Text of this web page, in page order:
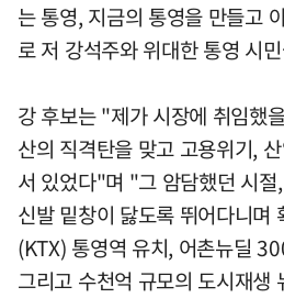
는 통영, 지금의 통영을 만들고
로 저 강석주와 위대한 통영 시
강 후보는 "제가 시장에 취임했
산의 직격탄을 맞고 고용위기,
서 있었다"며 "그 암담했던 시
신발 밑창이 닳도록 뛰어다니며
(KTX) 통영역 유치, 어촌뉴딜
그리고 수천억 규모의 도시재생